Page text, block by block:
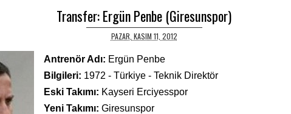
Transfer: Ergün Penbe (Giresunspor)
PAZAR, KASIM 11, 2012
Antrenör Adı: Ergün Penbe
Bilgileri: 1972 - Türkiye - Teknik Direktör
Eski Takımı: Kayseri Erciyesspor
Yeni Takımı: Giresunspor